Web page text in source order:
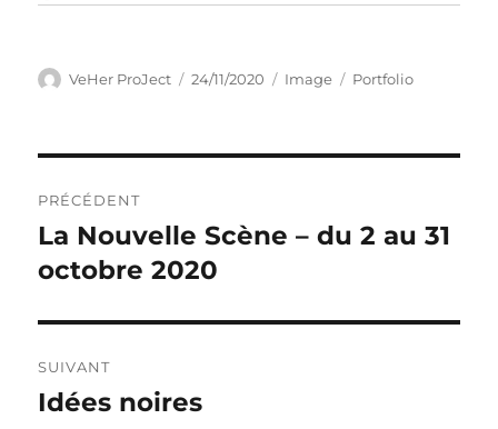
Auteur
VeHer ProJect
Publié
24/11/2020 Format
Image Catégories
Portfolio
de
l’article
PRÉCÉDENT
Publication
précédente :
La Nouvelle Scène – du 2 au 31
octobre 2020
SUIVANT
Publication
Idées noires